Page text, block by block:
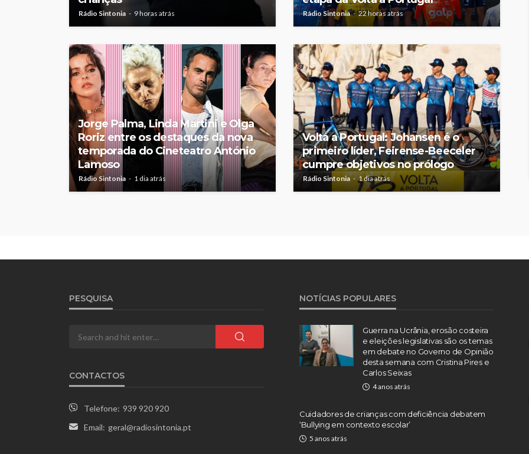
Rádio Sintonia 9 horas atrás Rádio Sintonia 22 horas atrás
Jorge Palma, Linda Martini e Olga
Roriz entre os destaques da nova
temporada do Cineteatro António
Lamoso
Rádio Sintonia 1 dia atrás
Volta a Portugal: Johansen é o
primeiro líder, Feirense-Beeceler
cumpre objetivos no prólogo
Rádio Sintonia 1 dia atrás
PESQUISA
CONTACTOS
Telefone: 939 920 920
Email: geral@radiosintonia.pt
NOTÍCIAS POPULARES
Guerra na Ucrânia, erosão costeira
e eleições legislativas são os temas
em debate no Governo de Opinião
desta semana com Cristina Pires e
Carlos Seixas
4 anos atrás
Cuidadores de crianças com deficiência debatem
‘Bullying em contexto escolar’
5 anos atrás